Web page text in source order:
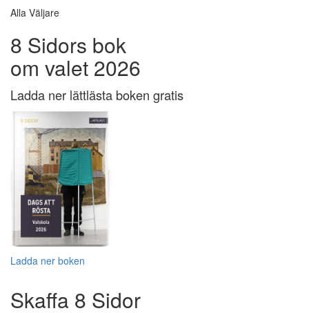
Alla Väljare
8 Sidors bok
om valet 2026
Ladda ner lättlästa boken gratis
Ladda ner boken
Skaffa 8 Sidor